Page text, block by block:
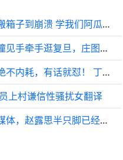
毕雯珺模仿张予曦搬箱子到崩溃 学我们阿瓜别太像！
卧龙凤雏的被亲哥撞见手牵手逛复旦，庄图南一整个亚麻呆住，随后疯狂输出
姐们儿主打的就是绝不内耗，有话就怼！ 丁勇岱 金晨
上村谦信性骚扰女翻译
怼完经纪公司，怼媒体，赵露思半只脚已经踏出娱乐圈了！